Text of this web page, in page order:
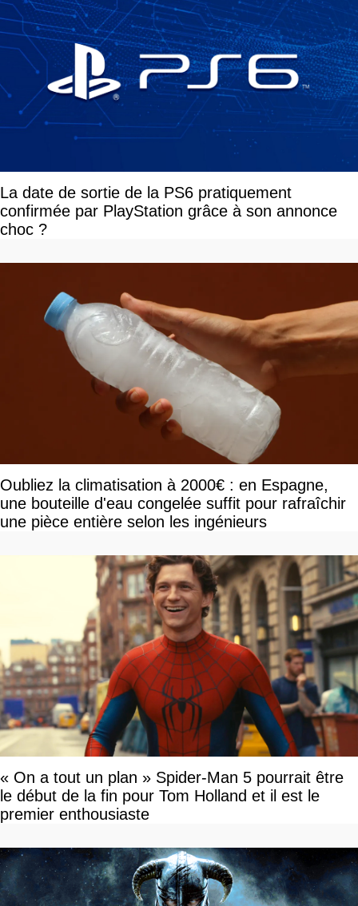
La date de sortie de la PS6 pratiquement
confirmée par PlayStation grâce à son annonce
choc ?
Oubliez la climatisation à 2000€ : en Espagne,
une bouteille d'eau congelée suffit pour rafraîchir
une pièce entière selon les ingénieurs
« On a tout un plan » Spider-Man 5 pourrait être
le début de la fin pour Tom Holland et il est le
premier enthousiaste